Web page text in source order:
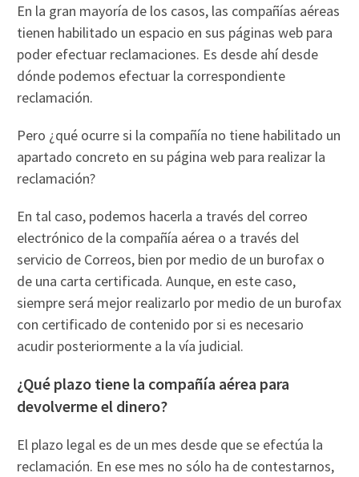
En la gran mayoría de los casos, las compañías aéreas
tienen habilitado un espacio en sus páginas web para
poder efectuar reclamaciones. Es desde ahí desde
dónde podemos efectuar la correspondiente
reclamación.
Pero ¿qué ocurre si la compañía no tiene habilitado un
apartado concreto en su página web para realizar la
reclamación?
En tal caso, podemos hacerla a través del correo
electrónico de la compañía aérea o a través del
servicio de Correos, bien por medio de un burofax o
de una carta certificada. Aunque, en este caso,
siempre será mejor realizarlo por medio de un burofax
con certificado de contenido por si es necesario
acudir posteriormente a la vía judicial.
¿Qué plazo tiene la compañía aérea para
devolverme el dinero?
El plazo legal es de un mes desde que se efectúa la
reclamación. En ese mes no sólo ha de contestarnos,